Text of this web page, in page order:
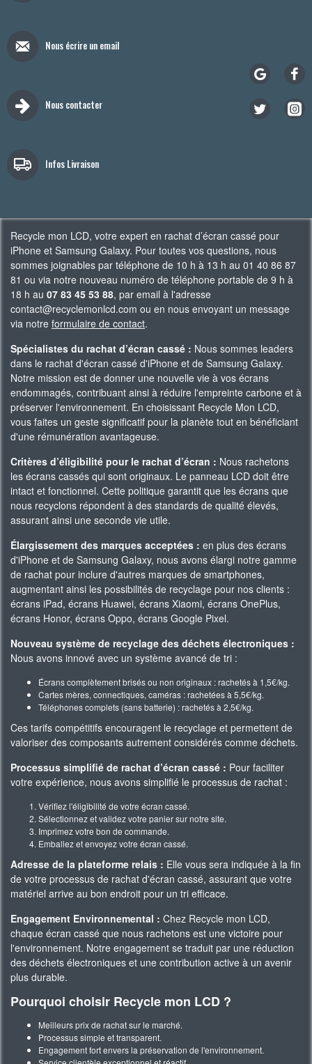
Nous écrire un email
Nous contacter
Infos Livraison
Recycle mon LCD, votre expert en rachat d’écran cassé pour
iPhone et Samsung Galaxy. Pour toutes vos questions, nous
sommes joignables par téléphone de 10 h à 13 h au 01 40 86 87
81 ou via notre nouveau numéro de téléphone portable de 9 h à
18 h au 07 83 45 53 88, par email à l'adresse
contact@recyclemonlcd.com ou en nous envoyant un message
via notre formulaire de contact.
Spécialistes du rachat d’écran cassé : Nous sommes leaders
dans le rachat d'écran cassé d'iPhone et de Samsung Galaxy.
Notre mission est de donner une nouvelle vie à vos écrans
endommagés, contribuant ainsi à réduire l'empreinte carbone et à
préserver l'environnement. En choisissant Recycle Mon LCD,
vous faites un geste significatif pour la planète tout en bénéficiant
d'une rémunération avantageuse.
Critères d’éligibilité pour le rachat d’écran : Nous rachetons
les écrans cassés qui sont originaux. Le panneau LCD doit être
intact et fonctionnel. Cette politique garantit que les écrans que
nous recyclons répondent à des standards de qualité élevés,
assurant ainsi une seconde vie utile.
Élargissement des marques acceptées : en plus des écrans
d'iPhone et de Samsung Galaxy, nous avons élargi notre gamme
de rachat pour inclure d'autres marques de smartphones,
augmentant ainsi les possibilités de recyclage pour nos clients :
écrans iPad, écrans Huawei, écrans Xiaomi, écrans OnePlus,
écrans Honor, écrans Oppo, écrans Google Pixel.
Nouveau système de recyclage des déchets électroniques :
Nous avons innové avec un système avancé de tri :
Écrans complètement brisés ou non originaux : rachetés à 1,5€/kg.
Cartes mères, connectiques, caméras : rachetées à 5,5€/kg.
Téléphones complets (sans batterie) : rachetés à 2,5€/kg.
Ces tarifs compétitifs encouragent le recyclage et permettent de
valoriser des composants autrement considérés comme déchets.
Processus simplifié de rachat d’écran cassé : Pour faciliter
votre expérience, nous avons simplifié le processus de rachat :
Vérifiez l'éligibilité de votre écran cassé.
Sélectionnez et validez votre panier sur notre site.
Imprimez votre bon de commande.
Emballez et envoyez votre écran cassé.
Adresse de la plateforme relais : Elle vous sera indiquée à la fin
de votre processus de rachat d'écran cassé, assurant que votre
matériel arrive au bon endroit pour un tri efficace.
Engagement Environnemental : Chez Recycle mon LCD,
chaque écran cassé que nous rachetons est une victoire pour
l'environnement. Notre engagement se traduit par une réduction
des déchets électroniques et une contribution active à un avenir
plus durable.
Pourquoi choisir Recycle mon LCD ?
Meilleurs prix de rachat sur le marché.
Processus simple et transparent.
Engagement fort envers la préservation de l'environnement.